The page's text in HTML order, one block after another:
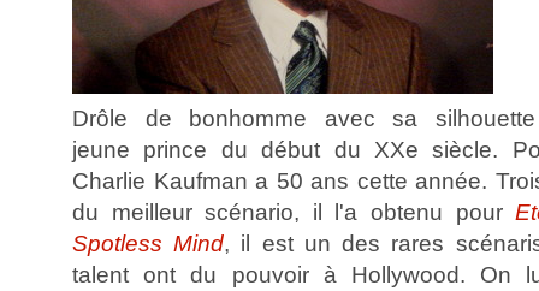
Drôle de bonhomme avec sa
jeune prince du début du XXe siècle.
Charlie Kaufman a 50 ans cette année.
du meilleur scénario, il l'a obtenu pour
Spotless Mind, il est un des rares
talent ont du pouvoir à Hollywood. On